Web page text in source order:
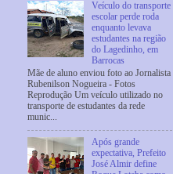
Veículo do transporte
escolar perde roda
enquanto levava
estudantes na região
do Lagedinho, em
Barrocas
Mãe de aluno enviou foto ao Jornalista
Rubenilson Nogueira - Fotos
Reprodução Um veículo utilizado no
transporte de estudantes da rede
munic...
Após grande
expectativa, Prefeito
José Almir define